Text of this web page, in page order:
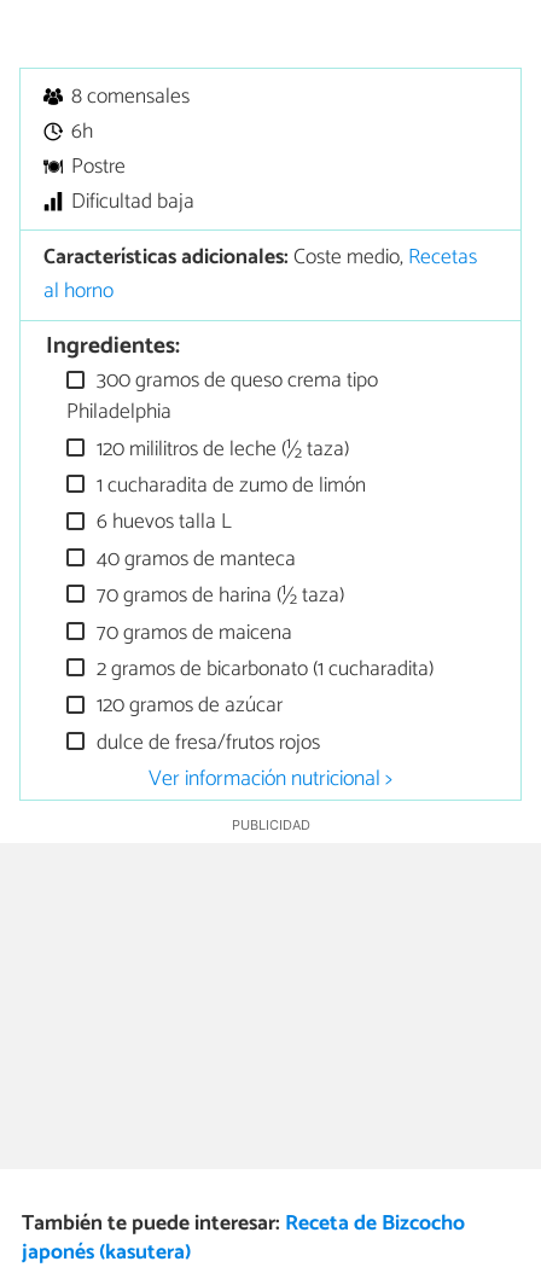
8 comensales
6h
Postre
Dificultad baja
Características adicionales:Coste medio,Recetas
al horno
Ingredientes:
300 gramos de queso crema tipo
Philadelphia
120 mililitros de leche (½ taza)
1 cucharadita de zumo de limón
6 huevos talla L
40 gramos de manteca
70 gramos de harina (½ taza)
70 gramos de maicena
2 gramos de bicarbonato (1 cucharadita)
120 gramos de azúcar
dulce de fresa/frutos rojos
Ver información nutricional >
También te puede interesar: Receta de Bizcocho
japonés (kasutera)